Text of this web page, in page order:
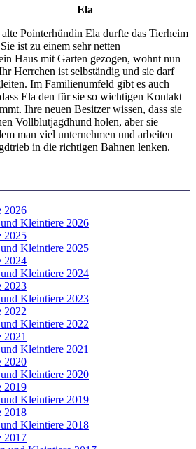
Ela
Pointerhündin Ela durfte das Tierheim
ist zu einem sehr netten
Haus mit Garten gezogen, wohnt nun
Herrchen ist selbständig und sie darf
Im Familienumfeld gibt es auch
Ela den für sie so wichtigen Kontakt
Ihre neuen Besitzer wissen, dass sie
Vollblutjagdhund holen, aber sie
man viel unternehmen und arbeiten
in die richtigen Bahnen lenken.
2026
Kleintiere 2026
2025
Kleintiere 2025
2024
Kleintiere 2024
2023
Kleintiere 2023
2022
Kleintiere 2022
2021
Kleintiere 2021
2020
Kleintiere 2020
2019
Kleintiere 2019
2018
Kleintiere 2018
2017